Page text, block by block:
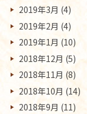
2019年3月 (4)
2019年2月 (4)
2019年1月 (10)
2018年12月 (5)
2018年11月 (8)
2018年10月 (14)
2018年9月 (11)